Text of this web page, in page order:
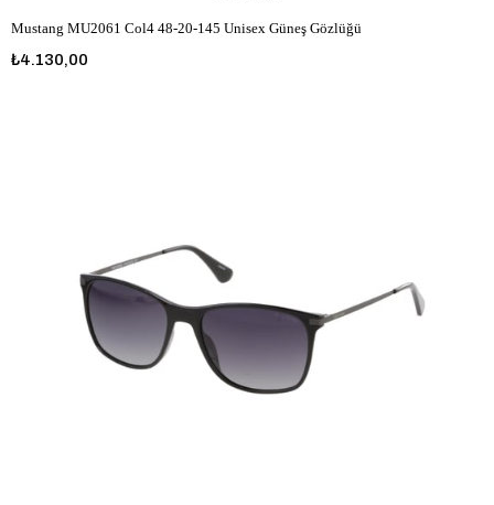
Mustang MU2061 Col4 48-20-145 Unisex Güneş Gözlüğü
₺4.130,00